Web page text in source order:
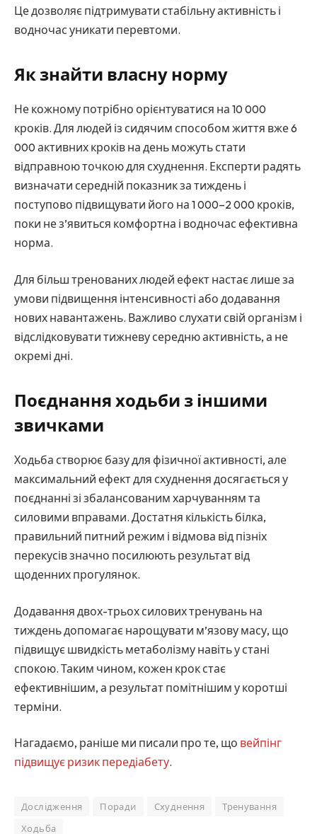
Це дозволяє підтримувати стабільну активність і
водночас уникати перевтоми.
Як знайти власну норму
Не кожному потрібно орієнтуватися на 10 000
кроків. Для людей із сидячим способом життя вже 6
000 активних кроків на день можуть стати
відправною точкою для схуднення. Експерти радять
визначати середній показник за тиждень і
поступово підвищувати його на 1 000–2 000 кроків,
поки не з’явиться комфортна і водночас ефективна
норма.
Для більш тренованих людей ефект настає лише за
умови підвищення інтенсивності або додавання
нових навантажень. Важливо слухати свій організм і
відслідковувати тижневу середню активність, а не
окремі дні.
Поєднання ходьби з іншими
звичками
Ходьба створює базу для фізичної активності, але
максимальний ефект для схуднення досягається у
поєднанні зі збалансованим харчуванням та
силовими вправами. Достатня кількість білка,
правильний питний режим і відмова від пізніх
перекусів значно посилюють результат від
щоденних прогулянок.
Додавання двох-трьох силових тренувань на
тиждень допомагає нарощувати м’язову масу, що
підвищує швидкість метаболізму навіть у стані
спокою. Таким чином, кожен крок стає
ефективнішим, а результат помітнішим у коротші
терміни.
Нагадаємо, раніше ми писали про те, що вейпінг
підвищує ризик передіабету.
Дослідження Поради Схуднення
Тренування
Ходьба